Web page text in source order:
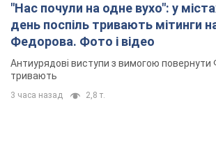
"Нас почули на одне вухо": у
день поспіль тривають мітинги
Федорова. Фото і відео
Антиурядові виступи з вимогою повернути
тривають
3 часа назад 2,8 т.